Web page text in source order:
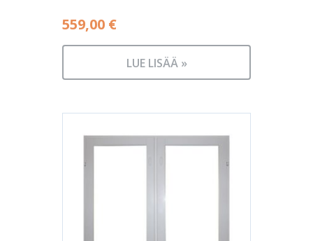
559,00 €
LUE LISÄÄ »